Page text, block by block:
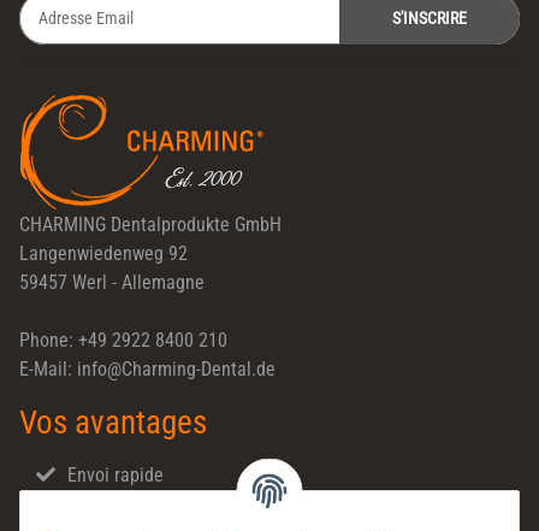
S'INSCRIRE
CHARMING Dentalprodukte GmbH
Langenwiedenweg 92
59457 Werl - Allemagne
Phone: +49 2922 8400 210
E-Mail: info@Charming-Dental.de
Vos avantages
Envoi rapide